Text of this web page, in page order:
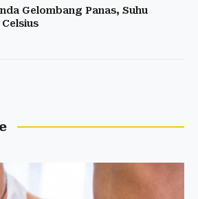
Gelombang Panas, Suhu